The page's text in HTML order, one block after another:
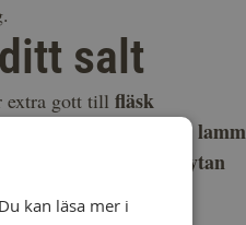
salt
extra gott till fläsk
och lamm
kycklinggrytan
kan läsa mer i